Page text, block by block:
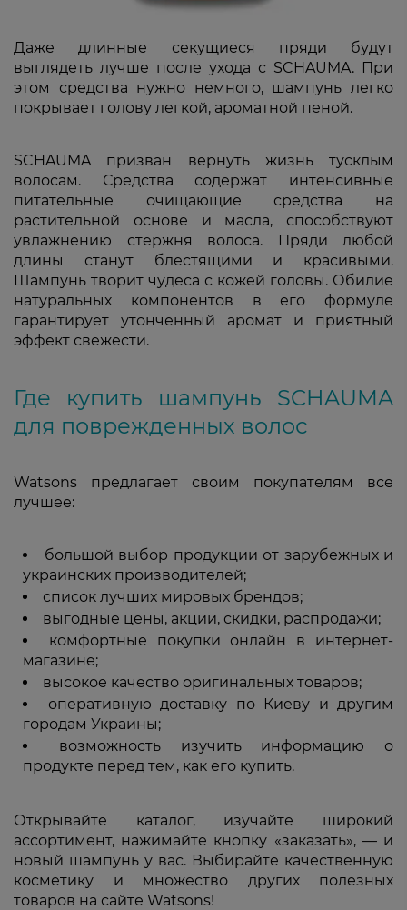
Даже длинные секущиеся пряди будут
выглядеть лучше после ухода с SCHAUMA. При
этом средства нужно немного, шампунь легко
покрывает голову легкой, ароматной пеной.
SCHAUMA призван вернуть жизнь тусклым
волосам. Средства содержат интенсивные
питательные очищающие средства на
растительной основе и масла, способствуют
увлажнению стержня волоса. Пряди любой
длины станут блестящими и красивыми.
Шампунь творит чудеса с кожей головы. Обилие
натуральных компонентов в его формуле
гарантирует утонченный аромат и приятный
эффект свежести.
Где купить шампунь SCHAUMA
для поврежденных волос
Watsons предлагает своим покупателям все
лучшее:
большой выбор продукции от зарубежных и
украинских производителей;
список лучших мировых брендов;
выгодные цены, акции, скидки, распродажи;
комфортные покупки онлайн в интернет-
магазине;
высокое качество оригинальных товаров;
оперативную доставку по Киеву и другим
городам Украины;
возможность изучить информацию о
продукте перед тем, как его купить.
Открывайте каталог, изучайте широкий
ассортимент, нажимайте кнопку «заказать», — и
новый шампунь у вас. Выбирайте качественную
косметику и множество других полезных
товаров на сайте Watsons!